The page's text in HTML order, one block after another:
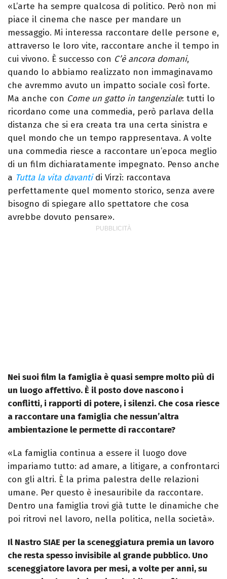
«L’arte ha sempre qualcosa di politico. Però non mi
piace il cinema che nasce per mandare un
messaggio. Mi interessa raccontare delle persone e,
attraverso le loro vite, raccontare anche il tempo in
cui vivono. È successo con C’è ancora domani,
quando lo abbiamo realizzato non immaginavamo
che avremmo avuto un impatto sociale così forte.
Ma anche con Come un gatto in tangenziale: tutti lo
ricordano come una commedia, però parlava della
distanza che si era creata tra una certa sinistra e
quel mondo che un tempo rappresentava. A volte
una commedia riesce a raccontare un’epoca meglio
di un film dichiaratamente impegnato. Penso anche
a Tutta la vita davantidi Virzì: raccontava
perfettamente quel momento storico, senza avere
bisogno di spiegare allo spettatore che cosa
avrebbe dovuto pensare».
Nei suoi film la famiglia è quasi sempre molto più di
un luogo affettivo. È il posto dove nascono i
conflitti, i rapporti di potere, i silenzi. Che cosa riesce
a raccontare una famiglia che nessun’altra
ambientazione le permette di raccontare?
«La famiglia continua a essere il luogo dove
impariamo tutto: ad amare, a litigare, a confrontarci
con gli altri. È la prima palestra delle relazioni
umane. Per questo è inesauribile da raccontare.
Dentro una famiglia trovi già tutte le dinamiche che
poi ritrovi nel lavoro, nella politica, nella società».
Il Nastro SIAE per la sceneggiatura premia un lavoro
che resta spesso invisibile al grande pubblico. Uno
sceneggiatore lavora per mesi, a volte per anni, su